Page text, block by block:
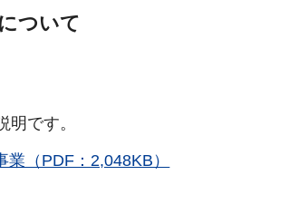
ついて
です。
（PDF：2,048KB）